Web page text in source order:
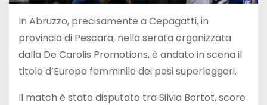
In Abruzzo, precisamente a Cepagatti, in
provincia di Pescara, nella serata organizzata
dalla De Carolis Promotions, è andato in scena il
titolo d’Europa femminile dei pesi superleggeri.
Il match è stato disputato tra Silvia Bortot, score